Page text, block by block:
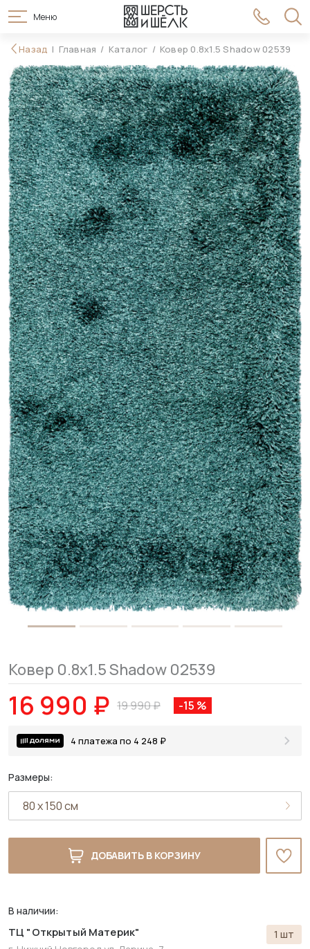
Меню
16 990 ₽ 19 990 ₽ В корзину
Назад Главная Каталог Ковер 0.8x1.5 Shadow 02539
Ковер 0.8x1.5 Shadow 02539
16 990 ₽ 19 990 ₽ -15 %
4 платежа по 4 248 ₽
Размеры:
ДОБАВИТЬ В КОРЗИНУ
В наличии:
ТЦ "Открытый Материк" 1 шт